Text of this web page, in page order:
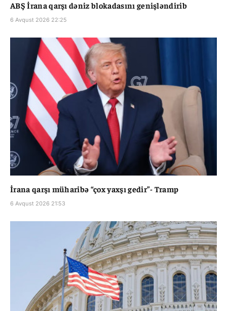
ABŞ İrana qarşı dəniz blokadasını genişləndirib
6 Avqust 2026 22:25
İrana qarşı müharibə “çox yaxşı gedir”- Tramp
6 Avqust 2026 21:53